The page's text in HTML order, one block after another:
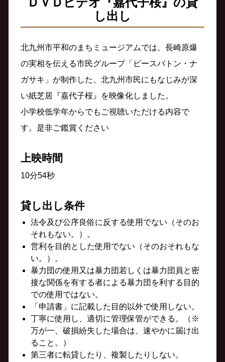
し出し
北九州市平和のまちミュージアムでは、長崎原爆
の実相を伝える市民グループ「ピースバトン・ナ
ガサキ」が制作した、北九州市民にもなじみが深
い紙芝居『嘉代子桜』を映像化しました。
小学校低学年からでもご視聴いただける内容で
す。是非ご鑑賞ください
上映時間
10分54秒
貸し出し条件
法令及び公序良俗に反する使用でない（そのお
それもない。）。
営利を目的とした使用でない（そのおそれもな
い。）。
暴力団の使用又は暴力団若しくは暴力団員と密
接な関係を有する者による暴力団を利する目的
での使用ではない。
「申請書」に記載した目的以外で使用しない。
丁寧に使用し、適切に管理保管ができる。（※
万が一、破損紛失した場合は、速やかに届け出
ること。）
第三者に転貸したり、複製したりしない。